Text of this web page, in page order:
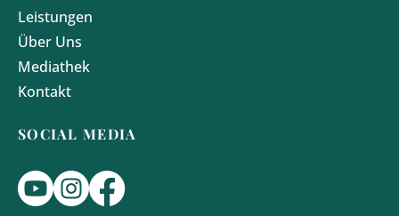
Leistungen
Über Uns
Mediathek
Kontakt
SOCIAL MEDIA